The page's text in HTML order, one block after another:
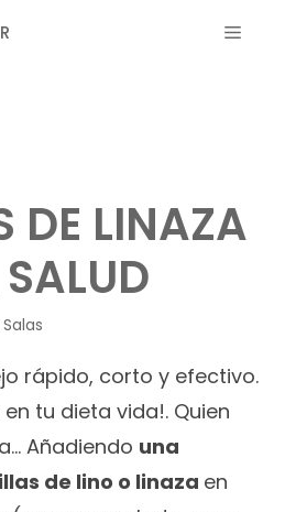
MENÚ
DE LINAZA
rápido, corto y efectivo.
en tu dieta vida!. Quien
Añadiendo una
de lino o linaza en